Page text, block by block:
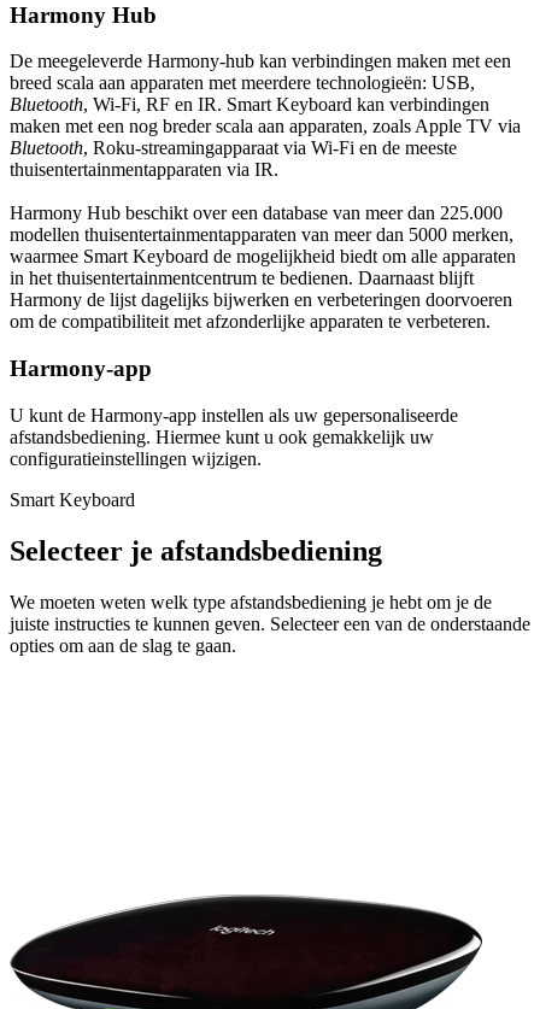
Harmony Hub
De meegeleverde Harmony-hub kan verbindingen maken met een
breed scala aan apparaten met meerdere technologieën: USB,
Bluetooth, Wi-Fi, RF en IR. Smart Keyboard kan verbindingen
maken met een nog breder scala aan apparaten, zoals Apple TV via
Bluetooth, Roku-streamingapparaat via Wi-Fi en de meeste
thuisentertainmentapparaten via IR.
Harmony Hub beschikt over een database van meer dan 225.000
modellen thuisentertainmentapparaten van meer dan 5000 merken,
waarmee Smart Keyboard de mogelijkheid biedt om alle apparaten
in het thuisentertainmentcentrum te bedienen. Daarnaast blijft
Harmony de lijst dagelijks bijwerken en verbeteringen doorvoeren
om de compatibiliteit met afzonderlijke apparaten te verbeteren.
Harmony-app
U kunt de Harmony-app instellen als uw gepersonaliseerde
afstandsbediening. Hiermee kunt u ook gemakkelijk uw
configuratieinstellingen wijzigen.
Smart Keyboard
Selecteer je afstandsbediening
We moeten weten welk type afstandsbediening je hebt om je de
juiste instructies te kunnen geven. Selecteer een van de onderstaande
opties om aan de slag te gaan.